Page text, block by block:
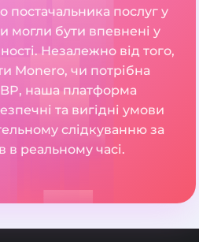
постачальника послуг у
могли бути впевнені у
Незалежно від того,
Monero, чи потрібна
наша платформа
та вигідні умови
слідкуванню за
в реальному часі.